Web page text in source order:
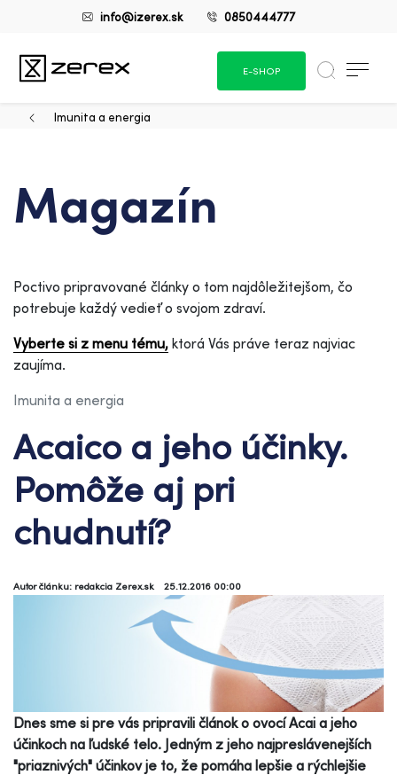
info@izerex.sk 0850444777
E-SHOP
Imunita a energia
Magazín
Poctivo pripravované články o tom najdôležitejšom, čo
potrebuje každý vedieť o svojom zdraví.
Vyberte si z menu tému, ktorá Vás práve teraz najviac
zaujíma.
Imunita a energia
Acaico a jeho účinky.
Pomôže aj pri
chudnutí?
Autor článku: redakcia Zerex.sk 25.12.2016 00:00
Dnes sme si pre vás pripravili článok o ovocí Acai a jeho
účinkoch na ľudské telo. Jedným z jeho najpreslávenejších
"priaznivých" účinkov je to, že pomáha lepšie a rýchlejšie